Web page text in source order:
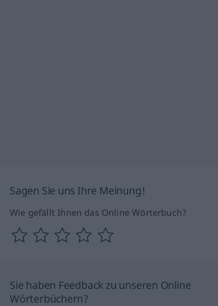
Sagen Sie uns Ihre Meinung!
Wie gefällt Ihnen das Online Wörterbuch?
Sie haben Feedback zu unseren Online
Wörterbüchern?